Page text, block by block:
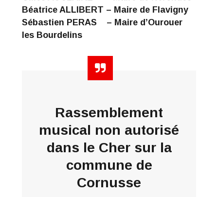
Béatrice ALLIBERT – Maire de Flavigny
Sébastien PERAS – Maire d’Ourouer
les Bourdelins
Rassemblement
musical non autorisé
dans le Cher sur la
commune de
Cornusse